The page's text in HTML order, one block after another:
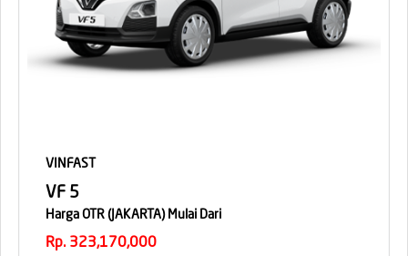
VINFAST
VF 5
Harga OTR (JAKARTA) Mulai Dari
Rp. 323,170,000